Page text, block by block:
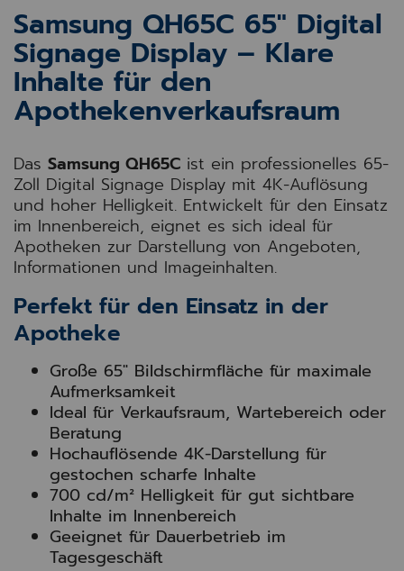
Samsung QH65C 65" Digital
Signage Display – Klare
Inhalte für den
Apothekenverkaufsraum
DasSamsung QH65C ist ein professionelles 65-
Zoll Digital Signage Display mit 4K-Auflösung
und hoher Helligkeit. Entwickelt für den Einsatz
im Innenbereich, eignet es sich ideal für
Apotheken zur Darstellung von Angeboten,
Informationen und Imageinhalten.
Perfekt für den Einsatz in der
Apotheke
Große 65" Bildschirmfläche für maximale
Aufmerksamkeit
Ideal für Verkaufsraum, Wartebereich oder
Beratung
Hochauflösende 4K-Darstellung für
gestochen scharfe Inhalte
700 cd/m² Helligkeit für gut sichtbare
Inhalte im Innenbereich
Geeignet für Dauerbetrieb im
Tagesgeschäft